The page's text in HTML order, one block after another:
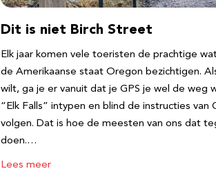
Dit is niet Birch Street
Elk jaar komen vele toeristen de prachtige
de Amerikaanse staat Oregon bezichtigen.
wilt, ga je er vanuit dat je GPS je wel de weg
“Elk Falls” intypen en blind de instructies van
volgen. Dat is hoe de meesten van ons dat
doen.…
Lees meer